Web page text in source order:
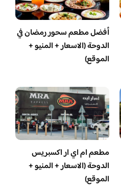
أفضل مطعم سحور رمضان في
الدوحة (الاسعار + المنيو +
الموقع)
مطعم ام اي ار اكسبريس
الدوحة (الاسعار + المنيو +
الموقع)